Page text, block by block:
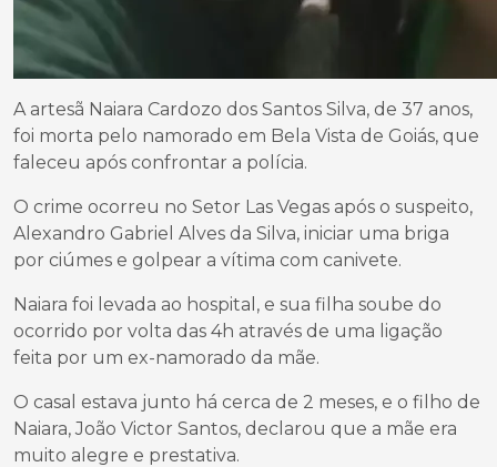
A artesã Naiara Cardozo dos Santos Silva, de 37 anos,
foi morta pelo namorado em Bela Vista de Goiás, que
faleceu após confrontar a polícia.
O crime ocorreu no Setor Las Vegas após o suspeito,
Alexandro Gabriel Alves da Silva, iniciar uma briga
por ciúmes e golpear a vítima com canivete.
Naiara foi levada ao hospital, e sua filha soube do
ocorrido por volta das 4h através de uma ligação
feita por um ex-namorado da mãe.
O casal estava junto há cerca de 2 meses, e o filho de
Naiara, João Victor Santos, declarou que a mãe era
muito alegre e prestativa.